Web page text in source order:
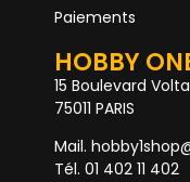
Paiements
HOBBY
15 Boulevard
75011 PARIS
Mail.
Tél. 01 402 11 402